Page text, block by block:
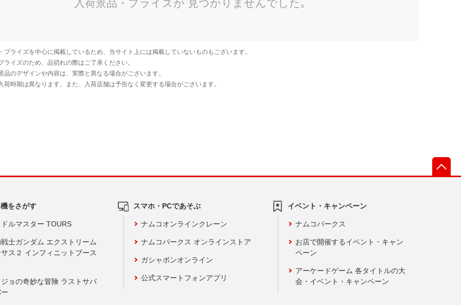
をさがす
ルマスター TOURS
士ガンダム エクストリーム
ス２ インフィニットブース
ョの奇妙な冒険 ラストサバ
スマホ・PCであそぶ
ナムコオンラインクレーン
ナムコパークス オンラインストア
ガシャポンオンライン
公式スマートフォンアプリ
イベント・キャンペーン
ナムコパークス
お店で開催するイベント・キャン
ペーン
アーケードゲーム 各タイトルの大
会・イベント・キャンペーン